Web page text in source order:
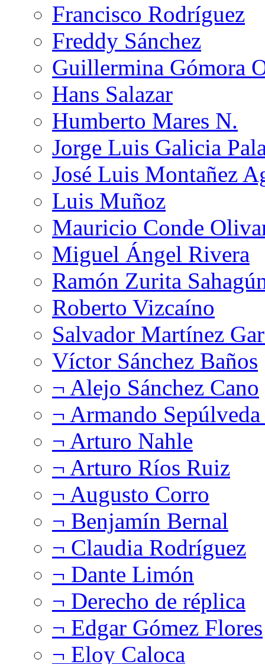
Francisco Rodríguez
Freddy Sánchez
Guillermina Gómora
Hans Salazar
Humberto Mares N.
Jorge Luis Galicia
José Luis Montañez
Luis Muñoz
Mauricio Conde
Miguel Ángel Rivera
Ramón Zurita
Roberto Vizcaíno
Salvador Martínez
Víctor Sánchez Baños
¬ Alejo Sánchez Cano
¬ Armando
¬ Arturo Nahle
¬ Arturo Ríos Ruiz
¬ Augusto Corro
¬ Benjamín Bernal
¬ Claudia Rodríguez
¬ Dante Limón
¬ Derecho de réplica
¬ Edgar Gómez Flores
¬ Eloy Caloca